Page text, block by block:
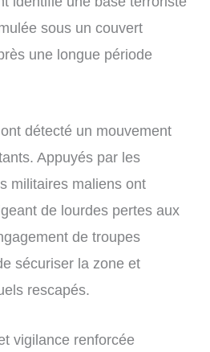
sous un couvert
une longue période
détecté un mouvement
Appuyés par les
militaires maliens ont
de lourdes pertes aux
de troupes
sécuriser la zone et
rescapés.
vigilance renforcée